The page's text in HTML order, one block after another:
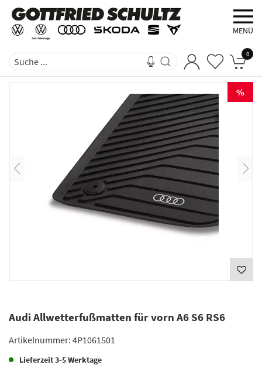
MENÜ
0
%
Audi Allwetterfußmatten für vorn A6 S6 RS6
Artikelnummer: 4P1061501
Lieferzeit3-5 Werktage